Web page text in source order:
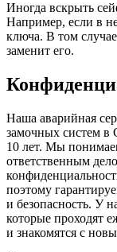
Иногда вскрыть
Например, если в
ключа. В том
заменит его.
Наша аварийная
замочных систем в
10 лет. Мы
ответственным
поэтому
и безопасность. У
которые проходят
и знакомятся с